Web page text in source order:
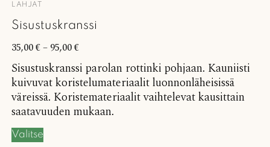
LAHJAT
Sisustuskranssi
35,00€– 95,00€
Sisustuskranssi parolan rottinki pohjaan. Kauniisti
kuivuvat koristelumateriaalit luonnonläheisissä
väreissä. Koristemateriaalit vaihtelevat kausittain
saatavuuden mukaan.
Valitse